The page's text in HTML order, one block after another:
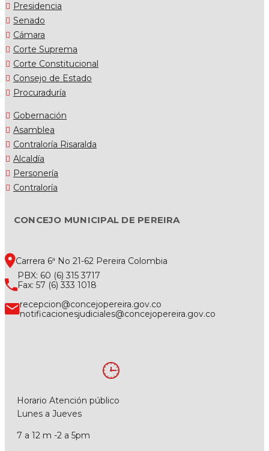
Presidencia
Senado
Cámara
Corte Suprema
Corte Constitucional
Consejo de Estado
Procuraduría
Gobernación
Asamblea
Contraloría Risaralda
Alcaldía
Personería
Contraloría
CONCEJO MUNICIPAL DE PEREIRA
Carrera 6ª No 21-62 Pereira Colombia
PBX: 60 (6) 315 3717
Fax: 57 (6) 333 1018
recepcion@concejopereira.gov.co
notificacionesjudiciales@concejopereira.gov.co
Horario Atención público
Lunes a Jueves
7 a 12 m -2 a 5pm